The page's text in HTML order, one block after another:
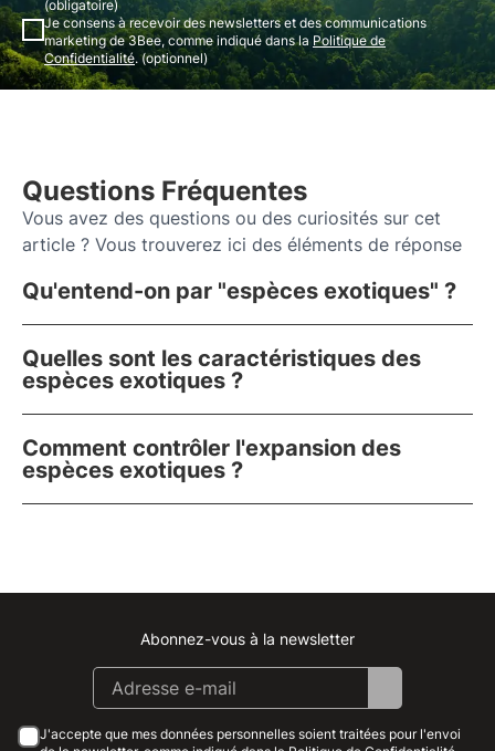
(obligatoire)
Je consens à recevoir des newsletters et des communications
marketing de 3Bee, comme indiqué dans la Politique de
Confidentialité. (optionnel)
Questions Fréquentes
Vous avez des questions ou des curiosités sur cet
article ? Vous trouverez ici des éléments de réponse
Qu'entend-on par "espèces exotiques" ?
Quelles sont les caractéristiques des
espèces exotiques ?
Comment contrôler l'expansion des
espèces exotiques ?
Instagram
Facebook
Linkedin
Youtube
Abonnez-vous à la newsletter
J'accepte que mes données personnelles soient traitées pour l'envoi